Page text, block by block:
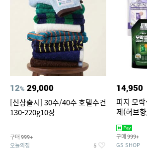
12% 29,000
[신상출시] 30수/40수 호텔수건
130-220g10장
구매 999+
오늘의집 5
14,950
피지 모
제(허브
택1
구매 999+
GS SHOP